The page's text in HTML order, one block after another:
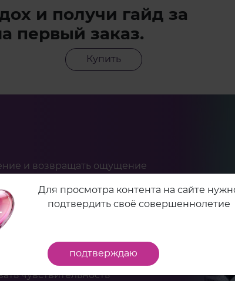
и получи гайд за
первый заказ.
Купить
и возвращать ощущение
в контакт с телом
и требований к себе
чувствительность
Для просмотра контента на сайте
подтвердить своё совершеннолетие
подтверждаю